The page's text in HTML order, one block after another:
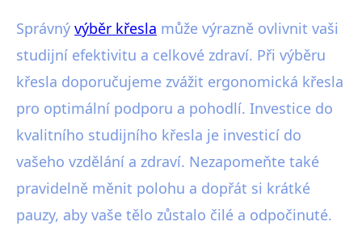
Správný výběr křesla může výrazně ovlivnit vaši
studijní efektivitu a celkové zdraví. Při výběru
křesla doporučujeme zvážit ergonomická křesla
pro optimální podporu a pohodlí. Investice do
kvalitního studijního křesla je investicí do
vašeho vzdělání a zdraví. Nezapomeňte také
pravidelně měnit polohu a dopřát si krátké
pauzy, aby vaše tělo zůstalo čilé a odpočinuté.